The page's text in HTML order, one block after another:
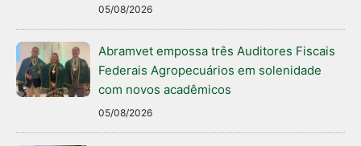
05/08/2026
Abramvet empossa três Auditores Fiscais
Federais Agropecuários em solenidade
com novos acadêmicos
05/08/2026